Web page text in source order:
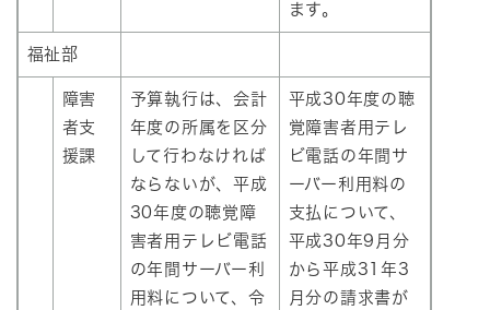
ます。
福祉部
障害
者支
援課
予算執行は、会計
年度の所属を区分
して行わなければ
ならないが、平成
30年度の聴覚障
害者用テレビ電話
の年間サーバー利
用料について、令
平成30年度の聴
覚障害者用テレ
ビ電話の年間サ
ーバー利用料の
支払について、
平成30年9月分
から平成31年3
月分の請求書が